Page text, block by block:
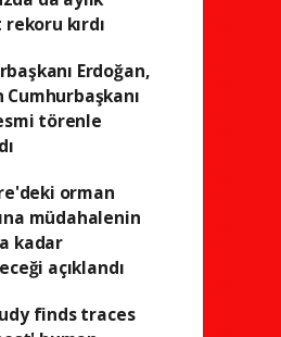
kırdı
Erdoğan,
Cumhurbaşkanı
törenle
orman
müdahalenin
kadar
açıklandı
finds traces